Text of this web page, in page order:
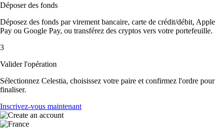
Déposer des fonds
Déposez des fonds par virement bancaire, carte de crédit/débit, Apple
Pay ou Google Pay, ou transférez des cryptos vers votre portefeuille.
3
Valider l'opération
Sélectionnez Celestia, choisissez votre paire et confirmez l'ordre pour
finaliser.
Inscrivez-vous maintenant